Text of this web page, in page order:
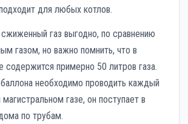
для любых котлов.
сжиженный газ выгодно, по сравнению
газом, но важно помнить, что в
содержится примерно 50 литров газа.
необходимо проводить каждый
газе, он поступает в
по трубам.